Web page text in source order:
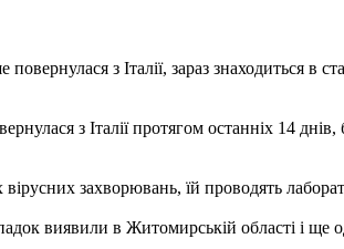
з Італії, зараз знаходиться в
з Італії протягом останніх 14
захворювань, їй проводять
виявили в Житомирській області і ще